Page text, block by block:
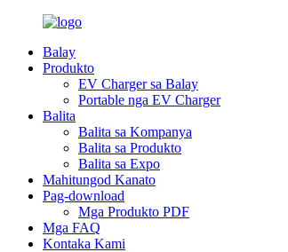
Balay
Produkto
EV Charger sa Balay
Portable nga EV Charger
Balita
Balita sa Kompanya
Balita sa Produkto
Balita sa Expo
Mahitungod Kanato
Pag-download
Mga Produkto PDF
Mga FAQ
Kontaka Kami